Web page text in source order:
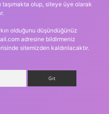
olup, siteye üye olarak
olduğunu düşündüğünüz
adresine bildirmeniz
sitemizden kaldırılacaktır.